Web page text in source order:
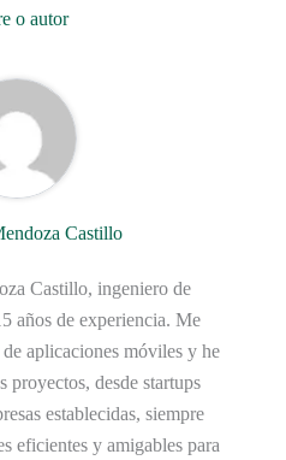
o autor
Castillo
Castillo, ingeniero de
años de experiencia. Me
aplicaciones móviles y he
proyectos, desde startups
establecidas, siempre
eficientes y amigables para